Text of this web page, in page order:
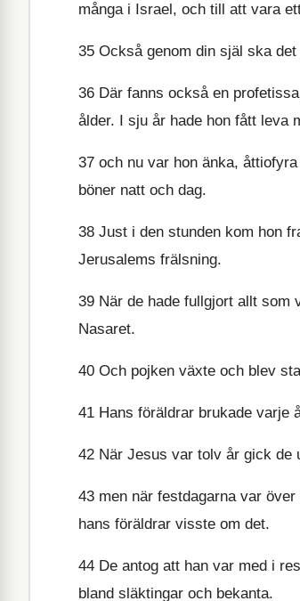
många i Israel, och till att vara
35 Också genom din själ ska
36 Där fanns också en
ålder. I sju år hade hon fått leva
37 och nu var hon änka,
böner natt och dag.
38 Just i den stunden kom hon
Jerusalems frälsning.
39 När de hade fullgjort allt som
Nasaret.
40 Och pojken växte och blev
41 Hans föräldrar brukade varje
42 När Jesus var tolv år gick de
43 men när festdagarna var
hans föräldrar visste om det.
44 De antog att han var med i
bland släktingar och bekanta.